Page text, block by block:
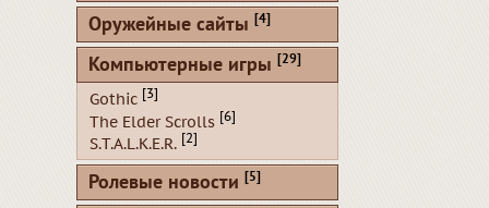
Оружейные сайты [4]
Компьютерные игры [29]
Gothic [3]
The Elder Scrolls [6]
S.T.A.L.K.E.R. [2]
Ролевые новости [5]